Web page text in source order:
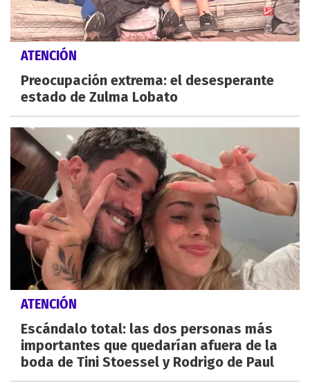
ATENCIÓN
Preocupación extrema: el desesperante
estado de Zulma Lobato
ATENCIÓN
Escándalo total: las dos personas más
importantes que quedarían afuera de la
boda de Tini Stoessel y Rodrigo de Paul